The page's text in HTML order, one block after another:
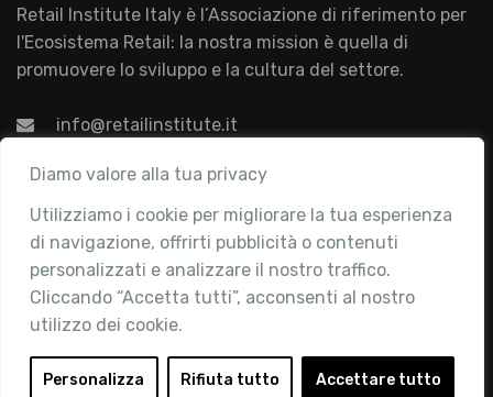
Diamo valore alla tua privacy
Utilizziamo i cookie per migliorare la tua esperienza
di navigazione, offrirti pubblicità o contenuti
personalizzati e analizzare il nostro traffico.
Cliccando “Accetta tutti”, acconsenti al nostro
utilizzo dei cookie.
Personalizza Rifiuta tutto Accettare tutto
Retail Institute Italy è l’Associazione di riferimento per
l'Ecosistema Retail: la nostra mission è quella di
promuovere lo sviluppo e la cultura del settore.
info@retailinstitute.it
Associazione
Chi siamo
Attività
Contatti
Area Riservata
Login